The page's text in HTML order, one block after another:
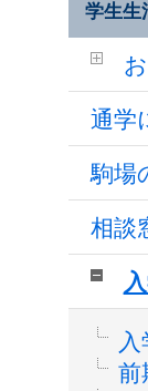
学生生
通学
駒場
相談
前